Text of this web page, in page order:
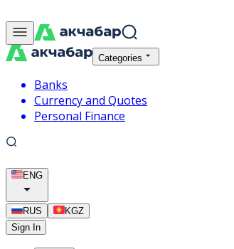
Categories
Banks
Currency and Quotes
Personal Finance
ENG
RUS
KGZ
Sign In